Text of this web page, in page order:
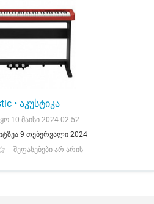
• აკუსტიკა
10 მაისი 2024 02:52
9 თებერვალი 2024
შეფასებები არ არის